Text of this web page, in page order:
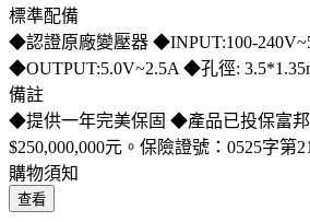
標準配備
◆認證原廠變壓器 ◆INPUT:100-
◆OUTPUT:5.0V~2.5A ◆孔徑:
備註
◆提供一年完美保固 ◆產品已投保富
$250,000,000元。保險證號：0525字第
購物須知
查看